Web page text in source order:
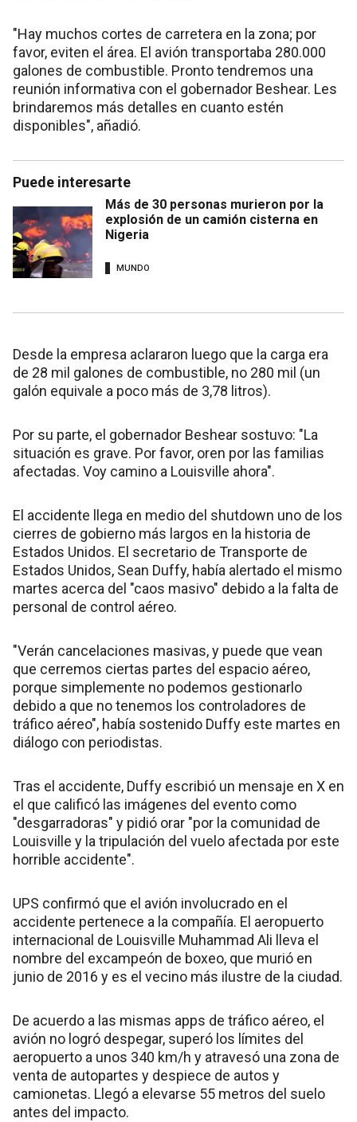
"Hay muchos cortes de carretera en la zona; por
favor, eviten el área. El avión transportaba 280.000
galones de combustible. Pronto tendremos una
reunión informativa con el gobernador Beshear. Les
brindaremos más detalles en cuanto estén
disponibles", añadió.
Puede interesarte
Más de 30 personas murieron por la
explosión de un camión cisterna en
Nigeria
MUNDO
Desde la empresa aclararon luego que la carga era
de 28 mil galones de combustible, no 280 mil (un
galón equivale a poco más de 3,78 litros).
Por su parte, el gobernador Beshear sostuvo: "La
situación es grave. Por favor, oren por las familias
afectadas. Voy camino a Louisville ahora".
El accidente llega en medio del shutdown uno de los
cierres de gobierno más largos en la historia de
Estados Unidos. El secretario de Transporte de
Estados Unidos, Sean Duffy, había alertado el mismo
martes acerca del "caos masivo" debido a la falta de
personal de control aéreo.
"Verán cancelaciones masivas, y puede que vean
que cerremos ciertas partes del espacio aéreo,
porque simplemente no podemos gestionarlo
debido a que no tenemos los controladores de
tráfico aéreo", había sostenido Duffy este martes en
diálogo con periodistas.
Tras el accidente, Duffy escribió un mensaje en X en
el que calificó las imágenes del evento como
"desgarradoras" y pidió orar "por la comunidad de
Louisville y la tripulación del vuelo afectada por este
horrible accidente".
UPS confirmó que el avión involucrado en el
accidente pertenece a la compañía. El aeropuerto
internacional de Louisville Muhammad Ali lleva el
nombre del excampeón de boxeo, que murió en
junio de 2016 y es el vecino más ilustre de la ciudad.
De acuerdo a las mismas apps de tráfico aéreo, el
avión no logró despegar, superó los límites del
aeropuerto a unos 340 km/h y atravesó una zona de
venta de autopartes y despiece de autos y
camionetas. Llegó a elevarse 55 metros del suelo
antes del impacto.